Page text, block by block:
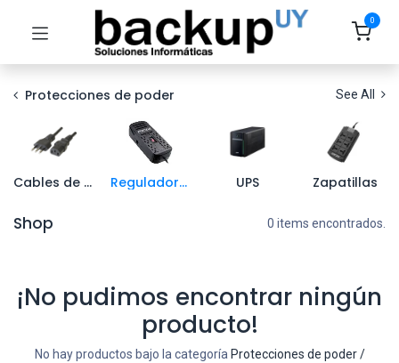
0
Protecciones de poder See All
Cables de poder Reguladores UPS Zapatillas
Shop 0 items encontrados.
¡No pudimos encontrar ningún
producto!
No hay productos bajo la categoría Protecciones de poder /